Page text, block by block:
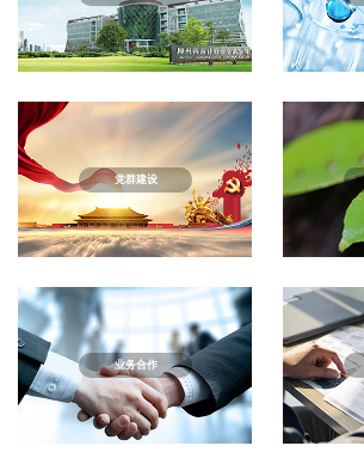
党群建设
业务合作